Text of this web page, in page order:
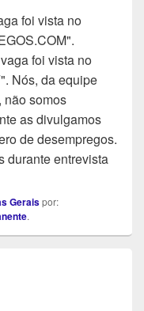
foi vista no
foi vista no
Nós, da equipe
somos
as divulgamos
de desempregos.
durante entrevista
Geraispor:
.